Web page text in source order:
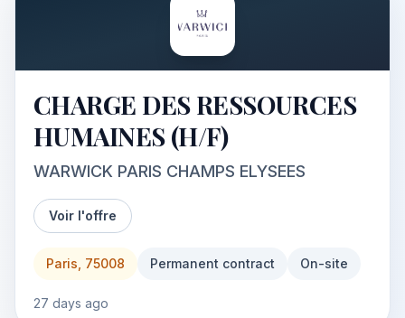
CHARGE DES RESSOURCES
HUMAINES (H/F)
WARWICK PARIS CHAMPS ELYSEES
Voir l'offre
Paris, 75008 Permanent contract On-site
27 days ago